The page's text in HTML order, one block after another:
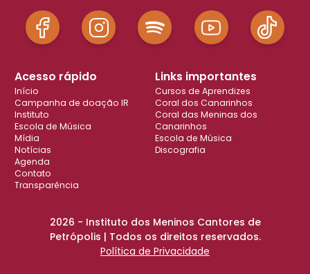
Acesso rápido
Início
Campanha de doação IR
Instituto
Escola de Música
Mídia
Notícias
Agenda
Contato
Transparência
Links importantes
Cursos de Aprendizes
Coral dos Canarinhos
Coral das Meninas dos
Canarinhos
Escola de Música
Discografia
2026 - Instituto dos Meninos Cantores de
Petrópolis | Todos os direitos reservados.
Política de Privacidade